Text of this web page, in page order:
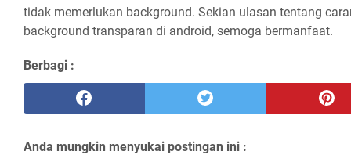
tidak memerlukan background. Sekian ulasan tentang
background transparan di android, semoga bermanfaat.
Berbagi :
Anda mungkin menyukai postingan ini :